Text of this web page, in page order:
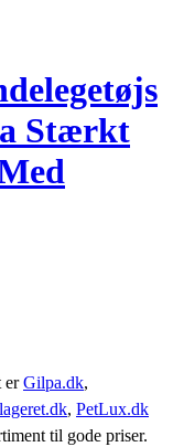
Stærkt
erGilpa.dk,
, PetLux.dk
til gode priser.